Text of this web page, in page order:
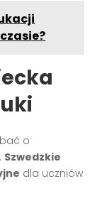
o
Szwedzkie
dla uczniów